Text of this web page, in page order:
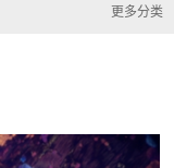
更多分类